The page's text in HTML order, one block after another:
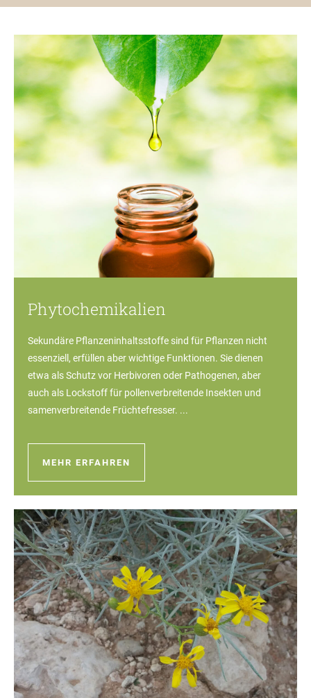
Phytochemikalien
Sekundäre Pflanzeninhaltsstoffe sind für Pflanzen nicht
essenziell, erfüllen aber wichtige Funktionen. Sie dienen
etwa als Schutz vor Herbivoren oder Pathogenen, aber
auch als Lockstoff für pollenverbreitende Insekten und
samenverbreitende Früchtefresser. ...
MEHR ERFAHREN